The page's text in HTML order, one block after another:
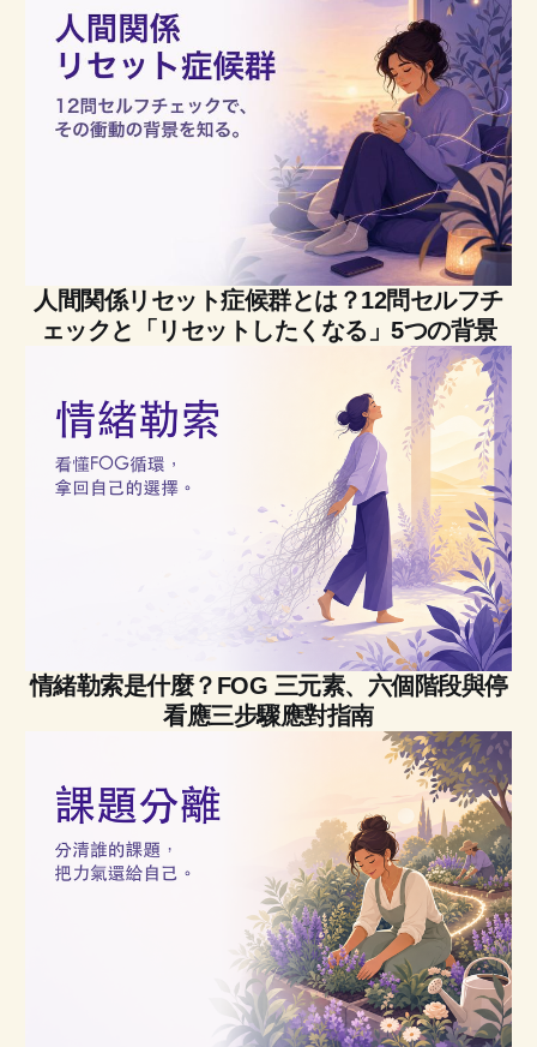
人間関係リセット症候群とは？12問セルフチ
ェックと「リセットしたくなる」5つの背景
情緒勒索是什麼？FOG 三元素、六個階段與停
看應三步驟應對指南